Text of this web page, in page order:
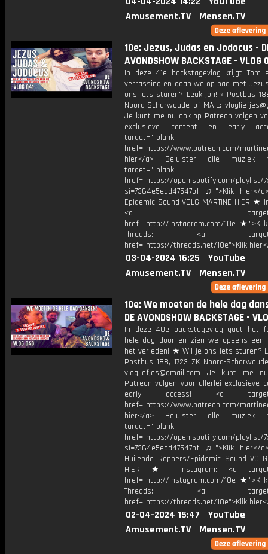
Amusement.TV
Mensen.TV
10e: Jezus, Judas en Jodocus -
AVONDSHOW BACKSTAGE - VLOG
In deze 41e backstagevlog krijgt Tom
verrassing en gaan we op pad met
ons iets sturen? Leuk joh! » Postbus
Noord-Scharwoude of MAIL:
Je kunt me nu ook op Patreon volgen
exclusieve content en early
target="_blank"
href="https://www.patreon.com/
hier</a> Beluister alle muziek
target="_blank"
href="https://open.spotify.com/playlist/
si=7364e5ead47547bf ♫">Klik hier</
Epidemic Sound VOLG MARTINE HIER ★
<a
href="http://instagram.com/10e
Threads: <a
href="https://threads.net/10e">Klik
03-04-2024 16:25
YouTube
Amusement.TV
Mensen.TV
10e: We moeten de hele dag
DE AVONDSHOW BACKSTAGE -
In deze 40e backstagevlog gaat het
hele dag door en zien we opeens een
het verleden! ★ Wil je ons iets sturen?
Postbus 188, 1723 ZK Noord-
vlogliefjes@gmail.com Je kunt me
Patreon volgen voor allerlei exclusieve
early access! <a
href="https://www.patreon.com/
hier</a> Beluister alle muziek
target="_blank"
href="https://open.spotify.com/playlist/
si=7364e5ead47547bf ♫">Klik hier</
Huilende Rappers/Epidemic Sound VOLG
HIER ★ Instagram: <a
href="http://instagram.com/10e
Threads: <a
href="https://threads.net/10e">Klik
02-04-2024 15:47
YouTube
Amusement.TV
Mensen.TV